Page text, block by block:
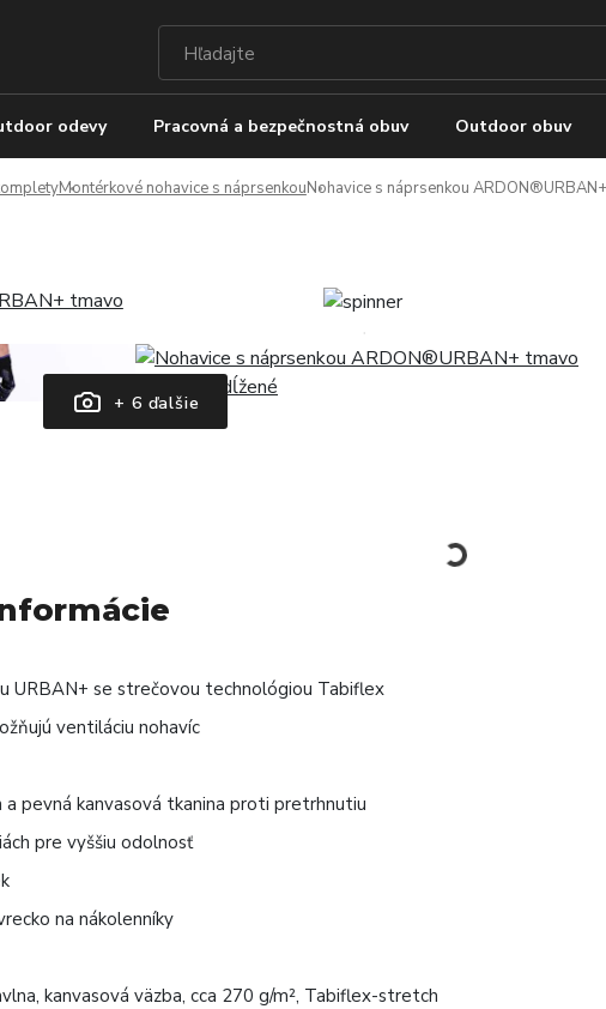
odevy Pracovná a bezpečnostná obuv Outdoor obuv
Montérkové nohavice s náprsenkouNohavice s náprsenkou
+ 6 ďalšie
URBAN+ se strečovou technológiou Tabiflex
ventiláciu nohavíc
pevná kanvasová tkanina proti pretrhnutiu
pre vyššiu odolnosť
na nákolenníky
kanvasová väzba, cca 270 g/m², Tabiflex-stretch